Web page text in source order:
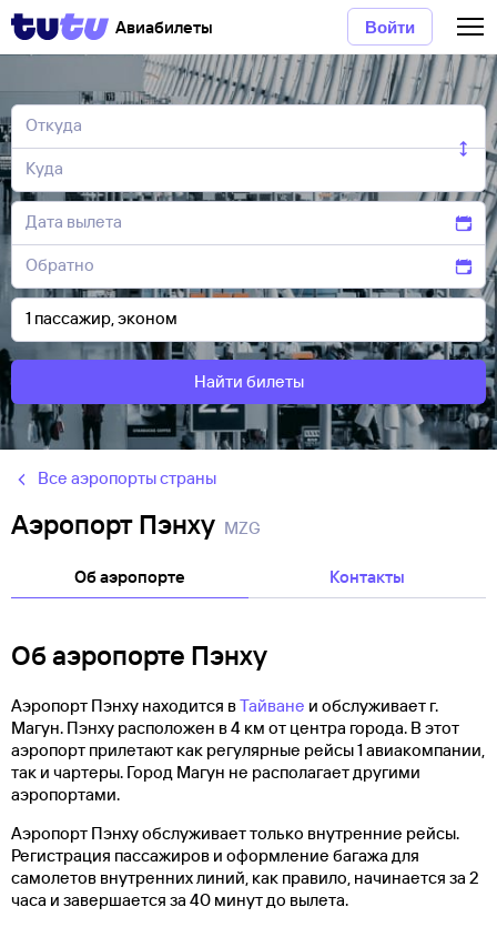
Авиабилеты Войти
Найти билеты
Все аэропорты страны
Аэропорт Пэнху MZG
Об аэропорте Контакты
Об аэропорте Пэнху
Аэропорт Пэнху находится вТайване и обслуживает г.
Магун. Пэнху расположен в 4 км от центра города. В этот
аэропорт прилетают как регулярные рейсы 1 авиакомпании,
так и чартеры. Город Магун не располагает другими
аэропортами.
Аэропорт Пэнху обслуживает только внутренние рейсы.
Регистрация пассажиров и оформление багажа для
самолетов внутренних линий, как правило, начинается за 2
часа и завершается за 40 минут до вылета.